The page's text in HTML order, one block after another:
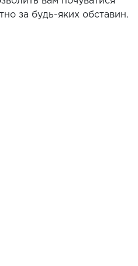
за будь-яких обставин.